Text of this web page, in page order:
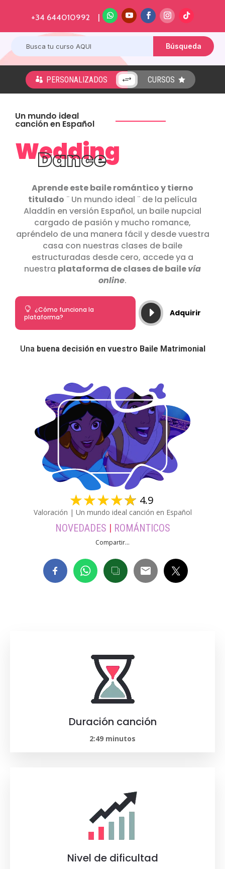
+34 644010992 |
 PERSONALIZADOS + CURSOS 
Un mundo ideal
canción en Español
Wedding
Dance
Aprende este baile romántico y tierno
titulado ¨ Un mundo ideal ¨ de la película
Aladdín en versión Español, un baile nupcial
cargado de pasión y mucho romance,
apréndelo de una manera fácil y desde vuestra
casa con nuestras clases de baile
estructuradas desde cero, accede ya a
nuestra plataforma de clases de bailevía
online.
 ¿Cómo funciona la
plataforma?
E Adquirir
Una buena decisión en vuestro Baile Matrimonial
☆☆☆☆☆ 4.9
Valoración | Un mundo ideal canción en Español
NOVEDADES | ROMÁNTICOS
Compartir...
Duración canción
2:49 minutos
Nivel de dificultad